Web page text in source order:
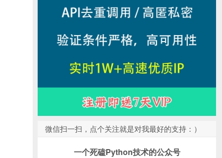
微信扫一扫，点个关注就是对我最好的支持：）
一个死磕Python技术的公众号